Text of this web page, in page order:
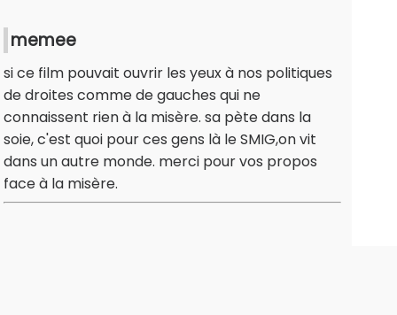
memee
si ce film pouvait ouvrir les yeux à nos politiques
de droites comme de gauches qui ne
connaissent rien à la misère. sa pète dans la
soie, c'est quoi pour ces gens là le SMIG,on vit
dans un autre monde. merci pour vos propos
face à la misère.